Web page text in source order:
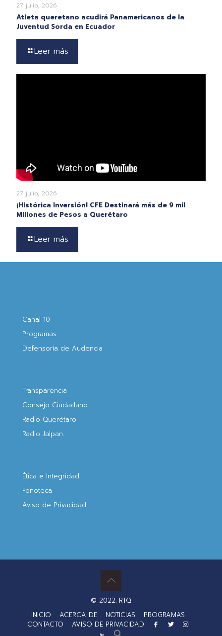
27 julio, 2026
Atleta queretano acudirá Panamericanos de la
Juventud Sorda en Ecuador
Leer más
27 julio, 2026
¡Histórica Inversión! CFE Destinará más de 9 mil
Millones de Pesos a Querétaro
Leer más
Canal 10
Programas
Defensoría de Audencia
Transparencia
Consejo Ciudadano
Radio Querétaro
Radio Jalpan
Ética e Integridad
Fonoteca
Aviso de Privacidad
© 2022. RTQ
INICIO
ACERCA DE NOTICIAS
PROGRAMAS
CONTACTO
AVISO DE PRIVACIDAD